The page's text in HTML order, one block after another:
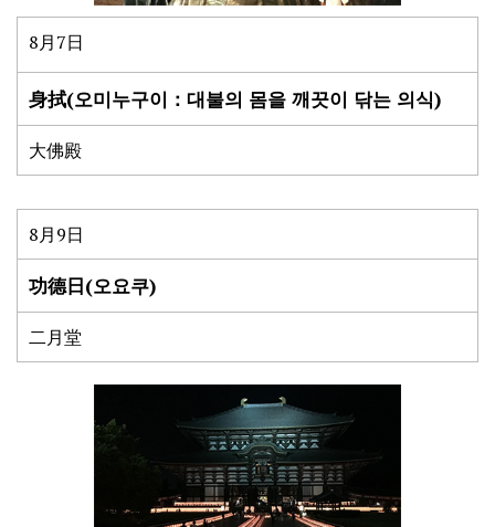
8月7日
身拭(오미누구이：대불의 몸을 깨끗이 닦는 의식)
大佛殿
8月9日
功德日(오요쿠)
二月堂